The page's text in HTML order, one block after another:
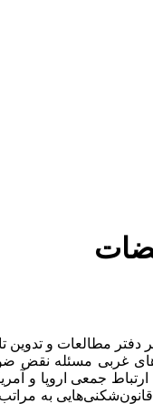
دفتر مطالعات و تدوین
غربی مسئله
جمعی اروپا و
به